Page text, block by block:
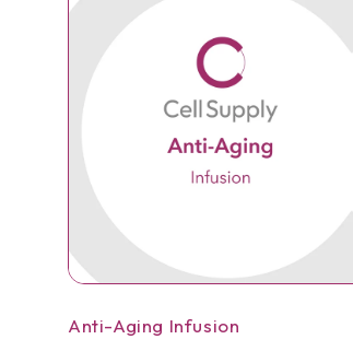
Anti-Aging Infusion